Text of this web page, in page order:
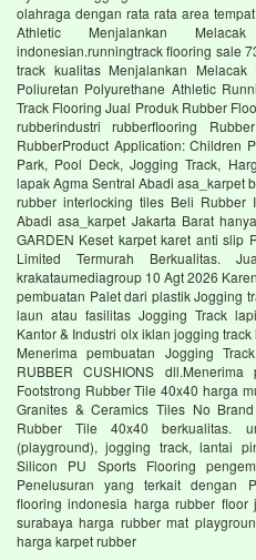
olahraga dengan rata rata area
Athletic Menjalankan
indonesian.runningtrack flooring sale
track kualitas Menjalankan
Poliuretan Polyurethane Athletic
Track Flooring Jual Produk Rubber
rubberindustri rubberflooring
RubberProduct Application: Children
Park, Pool Deck, Jogging Track,
lapak Agma Sentral Abadi asa_karpet
rubber interlocking tiles Beli Rubber
Abadi asa_karpet Jakarta Barat
GARDEN Keset karpet karet anti slip
Limited Termurah Berkualitas.
krakataumediagroup 10 Agt 2026
pembuatan Palet dari plastik Jogging
laun atau fasilitas Jogging Track
Kantor & Industri olx iklan jogging
Menerima pembuatan Jogging
RUBBER CUSHIONS
Footstrong Rubber Tile 40x40 harga
Granites & Ceramics Tiles No
Rubber Tile 40x40 berkualitas.
(playground), jogging track, lantai
Silicon PU Sports Flooring
Penelusuran yang terkait dengan
flooring indonesia harga rubber
surabaya harga rubber mat
harga karpet rubber